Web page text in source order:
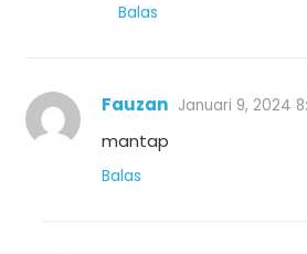
Balas
Fauzan Januari 9, 2024
mantap
Balas